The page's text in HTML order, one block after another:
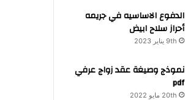
الدفوع الاساسيه في جريمه
أحراز سلاح ابيض
9th يناير 2023
نموذج وصيغة عقد زواج عرفي
pdf
20th مايو 2022